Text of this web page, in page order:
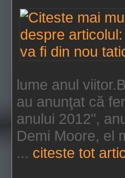
lume anul
au anunţat că
anului 2012",
Demi Moore, el
... citeste tot